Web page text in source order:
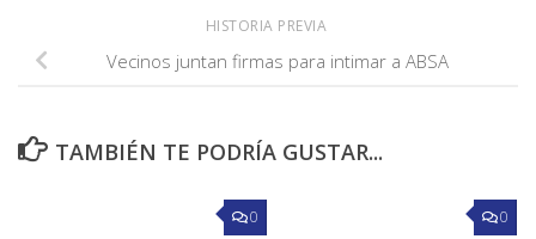
HISTORIA PREVIA
Vecinos juntan firmas para intimar a ABSA
TAMBIÉN TE PODRÍA GUSTAR...
0 0